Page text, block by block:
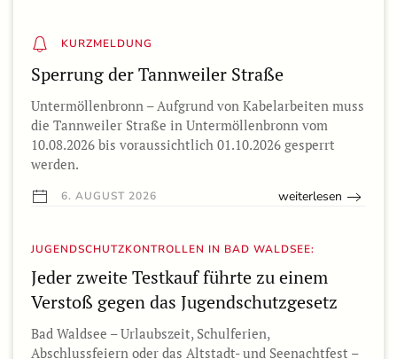
KURZMELDUNG
Sperrung der Tannweiler Straße
Untermöllenbronn – Aufgrund von Kabelarbeiten muss
die Tannweiler Straße in Untermöllenbronn vom
10.08.2026 bis voraussichtlich 01.10.2026 gesperrt
werden.
6. AUGUST 2026 weiterlesen
JUGENDSCHUTZKONTROLLEN IN BAD WALDSEE:
Jeder zweite Testkauf führte zu einem
Verstoß gegen das Jugendschutzgesetz
Bad Waldsee – Urlaubszeit, Schulferien,
Abschlussfeiern oder das Altstadt- und Seenachtfest –